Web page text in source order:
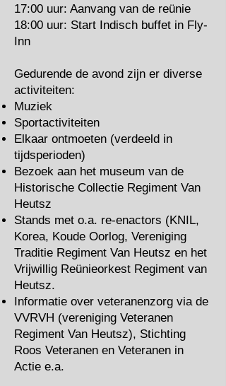
17:00 uur: Aanvang van de reünie
18:00 uur: Start Indisch buffet in Fly-
Inn
Gedurende de avond zijn er diverse
activiteiten:
Muziek
Sportactiviteiten
Elkaar ontmoeten (verdeeld in
tijdsperioden)
Bezoek aan het museum van de
Historische Collectie Regiment Van
Heutsz
Stands met o.a. re-enactors (KNIL,
Korea, Koude Oorlog, Vereniging
Traditie Regiment Van Heutsz en het
Vrijwillig Reünieorkest Regiment van
Heutsz.
Informatie over veteranenzorg via de
VVRVH (vereniging Veteranen
Regiment Van Heutsz), Stichting
Roos Veteranen en Veteranen in
Actie e.a.